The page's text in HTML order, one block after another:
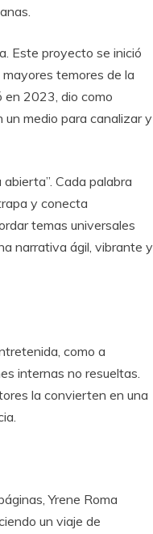
Este proyecto se inició
temores de la
en 2023, dio como
un medio para canalizar y
Cada palabra
y conecta
temas universales
narrativa ágil, vibrante y
como a
internas no resueltas.
la convierten en una
Yrene Roma
un viaje de